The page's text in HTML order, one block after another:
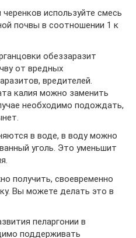
используйте смесь
почвы в соотношении 1 к
обеззаразит
от вредных
вредителей.
калия можно заменить
необходимо подождать,
в воде, в воду можно
уголь. Это уменьшит
получить, своевременно
Вы можете делать это в
пеларгонии в
поддерживать